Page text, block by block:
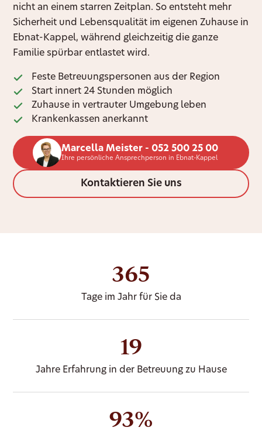
nicht an einem starren Zeitplan. So entsteht mehr
Sicherheit und Lebensqualität im eigenen Zuhause in
Ebnat-Kappel, während gleichzeitig die ganze
Familie spürbar entlastet wird.
Feste Betreuungspersonen aus der Region
Start innert 24 Stunden möglich
Zuhause in vertrauter Umgebung leben
Krankenkassen anerkannt
Marcella Meister - 052 500 25 00
Ihre persönliche Ansprechperson in Ebnat-Kappel
Kontaktieren Sie uns
365
Tage im Jahr für Sie da
19
Jahre Erfahrung in der Betreuung zu Hause
93%